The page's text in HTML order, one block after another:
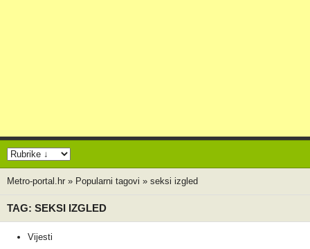
Metro-portal.hr » Popularni tagovi » seksi izgled
TAG: SEKSI IZGLED
Vijesti